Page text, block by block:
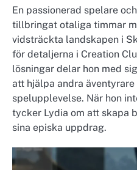
En passionerad spelare
tillbringat otaliga timmar
vidsträckta landskapen i
för detaljerna i Creation
lösningar delar hon med
att hjälpa andra
spelupplevelse. När hon
tycker Lydia om att skapa
sina episka uppdrag.